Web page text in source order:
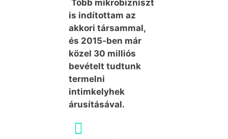
Több mikrobizniszt
is indítottam az
akkori társammal,
és 2015-ben már
közel 30 milliós
bevételt tudtunk
termelni
intimkelyhek
árusításával.